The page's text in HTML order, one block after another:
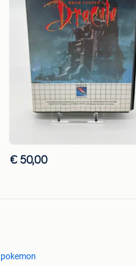
€ 50,00
pokemon